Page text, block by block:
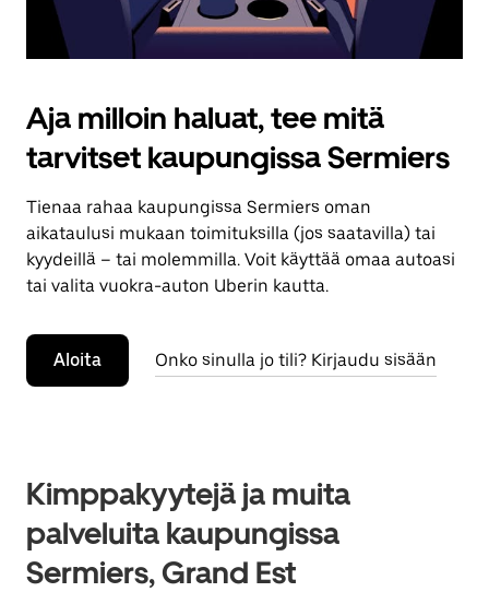
Aja milloin haluat, tee mitä
tarvitset kaupungissa Sermiers
Tienaa rahaa kaupungissa Sermiers oman
aikataulusi mukaan toimituksilla (jos saatavilla) tai
kyydeillä – tai molemmilla. Voit käyttää omaa autoasi
tai valita vuokra-auton Uberin kautta.
Aloita Onko sinulla jo tili? Kirjaudu sisään
Kimppakyytejä ja muita
palveluita kaupungissa
Sermiers, Grand Est